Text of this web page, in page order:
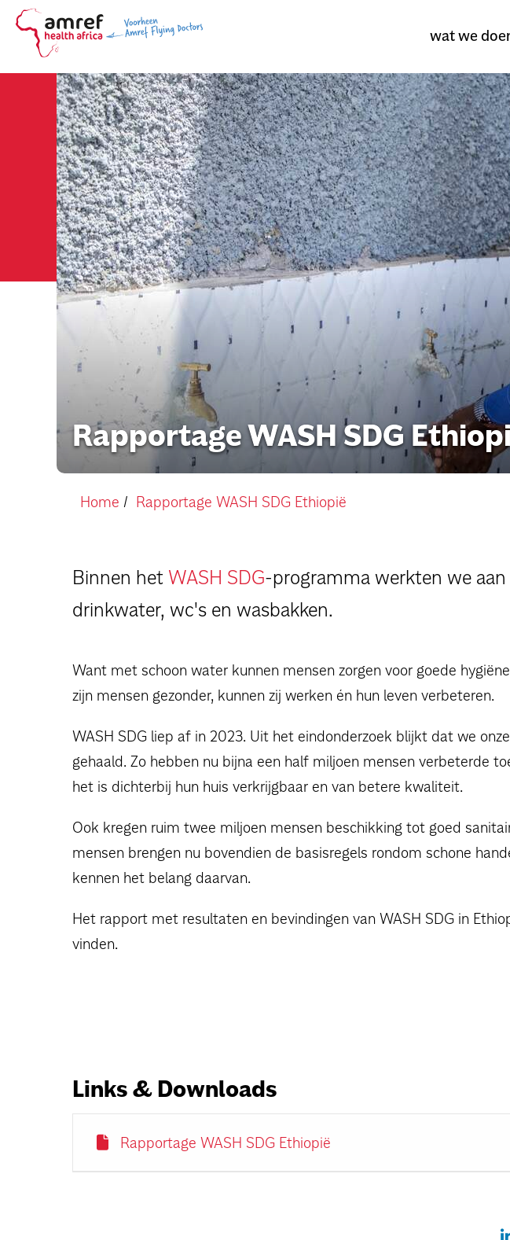
wat we
over
wat
voor
Rapportage WASH SDG
Home Rapportage WASH SDG Ethiopië
Binnen het WASH SDG-programma werkten we
drinkwater, wc's en wasbakken.
Want met schoon water kunnen mensen zorgen voor goede
zijn mensen gezonder, kunnen zij werken én hun leven verbeteren.
WASH SDG liep af in 2023. Uit het eindonderzoek blijkt dat we
gehaald. Zo hebben nu bijna een half miljoen mensen verbeterde
het is dichterbij hun huis verkrijgbaar en van betere kwaliteit.
Ook kregen ruim twee miljoen mensen beschikking tot goed
mensen brengen nu bovendien de basisregels rondom schone
kennen het belang daarvan.
Het rapport met resultaten en bevindingen van WASH SDG in
vinden.
Links & Downloads
Rapportage WASH SDG Ethiopië